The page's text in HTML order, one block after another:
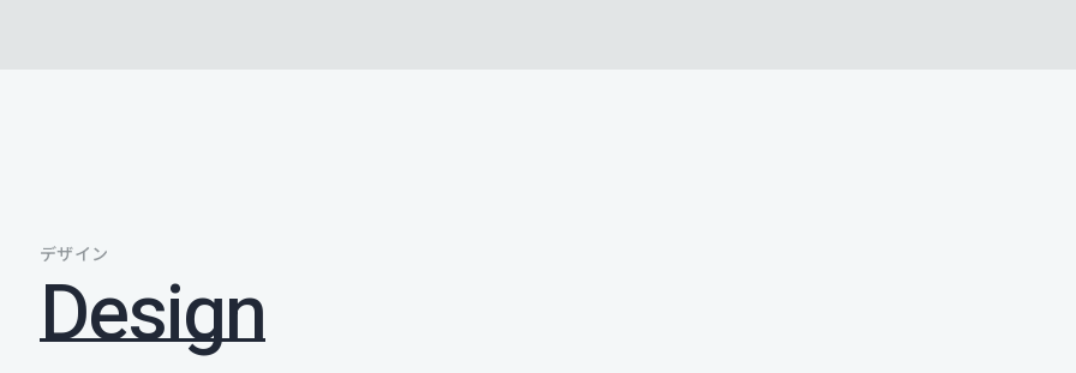
デザイン
Design